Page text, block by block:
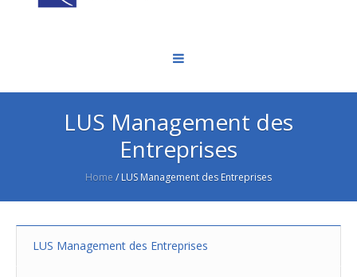
LUS Management des
Entreprises
Home / LUS Management des Entreprises
LUS Management des Entreprises